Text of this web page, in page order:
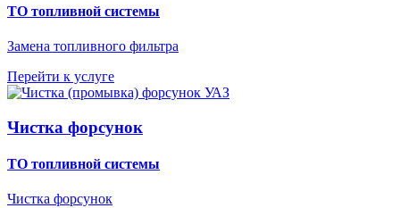
ТО топливной системы
Замена топливного фильтра
Перейти к услуге
Чистка форсунок
ТО топливной системы
Чистка форсунок